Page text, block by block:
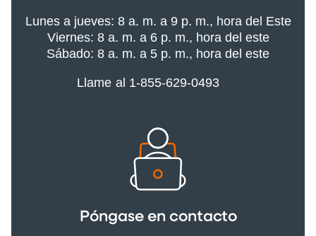
Lunes a jueves: 8 a. m. a 9 p. m., hora del Este
Viernes: 8 a. m. a 6 p. m., hora del este
Sábado: 8 a. m. a 5 p. m., hora del este
Llame al 1-855-629-0493
Póngase en contacto